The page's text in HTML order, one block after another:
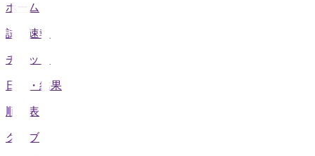
ホーム
試合速報
チケット
日程・結果
順位表
クラブ